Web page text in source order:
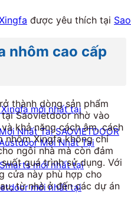
mới nhất tại
Nhất Tại SAOVIETDOOR
Mới Nhất Tại
mới nhất tại
mới nhất tại
được yêu thích tại
nhôm cao cấp
thành dòng sản phẩm
Saovietdoor nhờ vào
khả năng cách âm, cách
nhôm Xingfa không chỉ
ngôi nhà mà còn đảm
quá trình sử dụng. Với
cửa này phù hợp cho
từ nhà ở đến các dự án